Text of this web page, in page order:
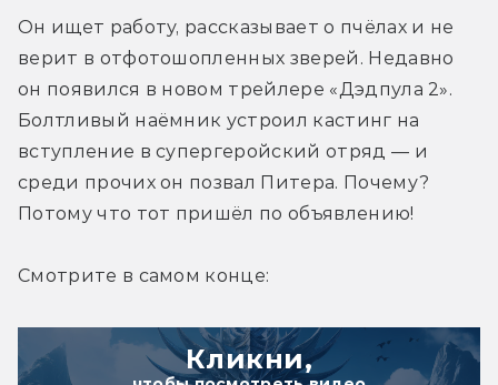
Он ищет работу, рассказывает о пчёлах и не
верит в отфотошопленных зверей. Недавно
он появился в новом трейлере «Дэдпула 2».
Болтливый наёмник устроил кастинг на
вступление в супергеройский отряд — и
среди прочих он позвал Питера. Почему?
Потому что тот пришёл по объявлению!
Смотрите в самом конце:
Кликни,